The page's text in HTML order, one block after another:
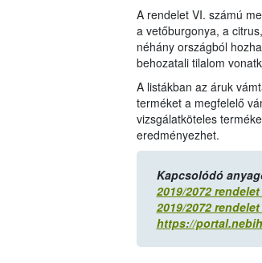
A rendelet VI. számú
a vetőburgonya, a
néhány országból
behozatali tilalom
A listákban az áruk
terméket a megfelelő
vizsgálatköteles
eredményezhet.
Kapcsolódó
2019/2072
2019/2072
https://